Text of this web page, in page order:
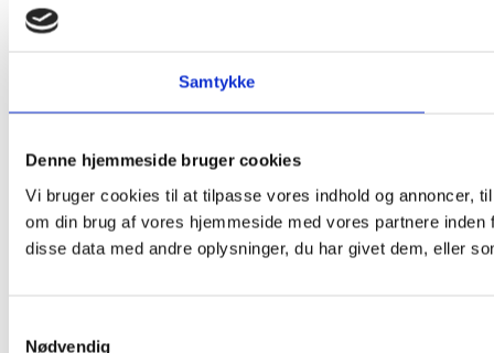
Samtykke
Denne hjemmeside bruger cookies
Vi bruger cookies til at tilpasse vores indhold og annoncer,
om din brug af vores hjemmeside med vores partnere
disse data med andre oplysninger, du har givet dem, eller
Nødvendig